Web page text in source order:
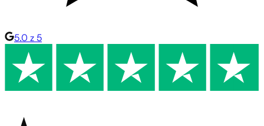
5.0 z 5